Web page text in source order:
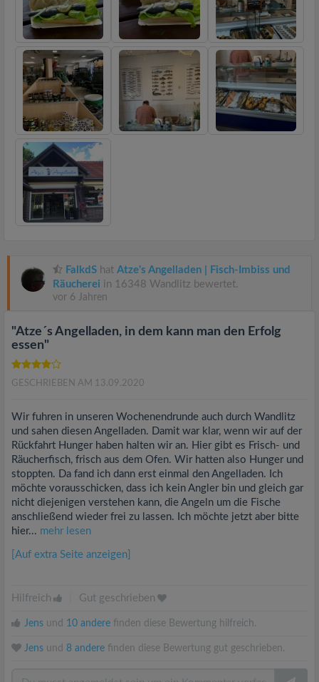
FalkdS hat Atze's Angelladen | Fisch-Imbiss und
Räucherei in 16348 Wandlitz bewertet.
vor 6 Jahren
"Atze´s Angelladen, in dem kann man den Erfolg
essen"
GESCHRIEBEN AM 13.09.2020
Wir fuhren in unseren Wochenendrunde auch durch Wandlitz
und sahen diesen Angelladen. Damit war klar, wenn wir auf der
Rückfahrt Hunger haben halten wir an. Hier gibt es Frisch- und
Räucherfisch, frisch aus dem Ofen. Wir hatten also Hunger und
stoppten. Da fand ich dann erst einmal den Angelladen. Ich
möchte vorausschicken, dass ich kein Angler bin und gleich gar
nicht diejenigen verstehen kann, die Angeln um die Fische
anschließend wieder frei zu lassen. Ich möchte jetzt aber bitte
hier... mehr lesen
[Auf extra Seite anzeigen]
Hilfreich Gut geschrieben
Jens und 10 andere finden diese Bewertung hilfreich.
Jens und 8 andere finden diese Bewertung gut geschrieben.